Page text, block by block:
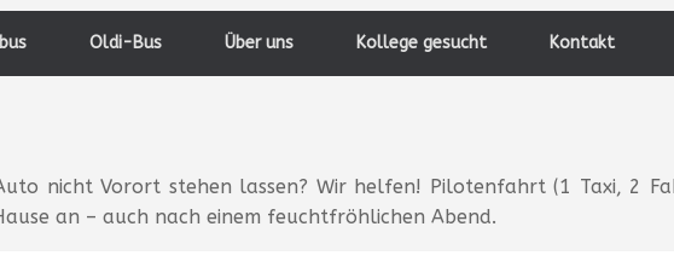
Oldi-Bus Über uns Kollege gesucht Kontakt
nicht Vorort stehen lassen? Wir helfen! Pilotenfahrt (1 Taxi, 2
an – auch nach einem feuchtfröhlichen Abend.